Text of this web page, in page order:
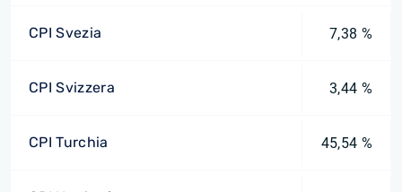
CPI Svezia 7,38 %
CPI Svizzera 3,44 %
CPI Turchia 45,54 %